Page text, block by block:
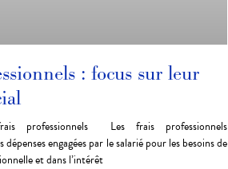
: focus sur leur
professionnels Les frais professionnels
engagées par le salarié pour les besoins de
et dans l’intérêt